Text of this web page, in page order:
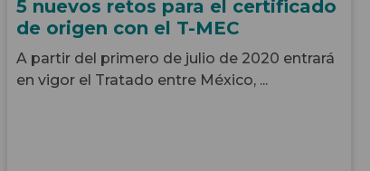
5 nuevos retos para el certificado
de origen con el T-MEC
A partir del primero de julio de 2020 entrará
en vigor el Tratado entre México, ...